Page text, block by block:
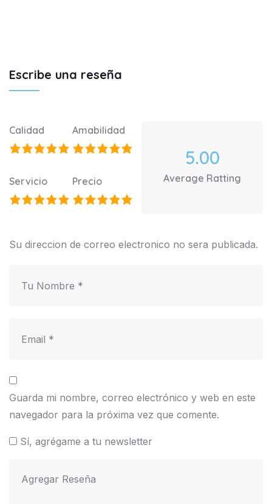
Escribe una reseña
Calidad Amabilidad
Servicio Precio
5.00
Average Ratting
Su direccion de correo electronico no sera publicada.
Guarda mi nombre, correo electrónico y web en este
navegador para la próxima vez que comente.
Sí, agrégame a tu newsletter